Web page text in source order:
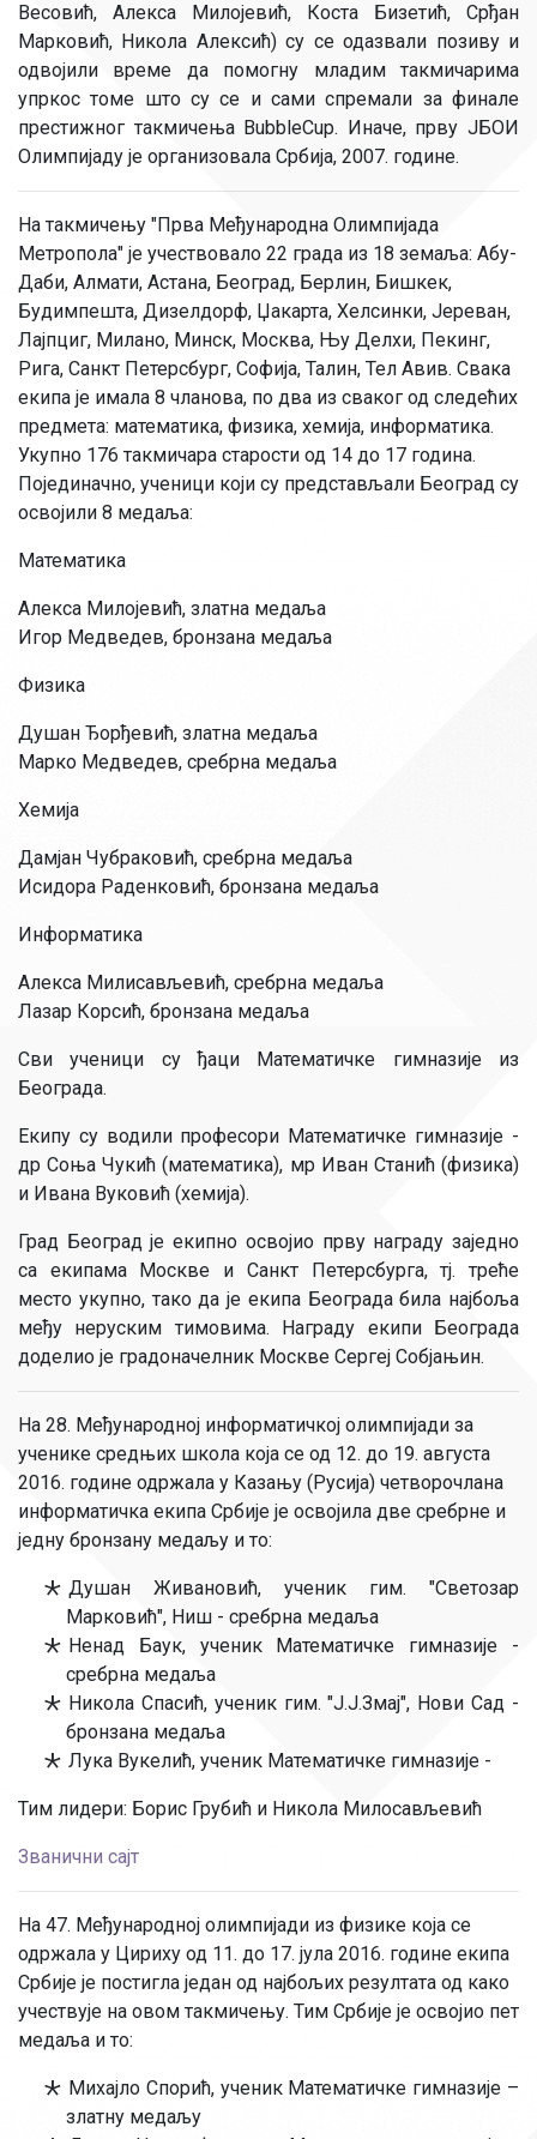
Весовић, Алекса Милојевић, Коста Бизетић, Срђан
Марковић, Никола Алексић) су се одазвали позиву и
одвојили време да помогну младим такмичарима
упркос томе што су се и сами спремали за финале
престижног такмичења BubbleCup. Иначе, прву ЈБОИ
Олимпијаду је организовала Србија, 2007. године.
На такмичењу "Прва Међународна Олимпијада
Метропола" је учествовало 22 града из 18 земаља: Абу-
Даби, Алмати, Астана, Београд, Берлин, Бишкек,
Будимпешта, Дизелдорф, Џакарта, Хелсинки, Јереван,
Лајпциг, Милано, Минск, Москва, Њу Делхи, Пекинг,
Рига, Санкт Петерсбург, Софија, Талин, Тел Авив. Свака
екипа је имала 8 чланова, по два из сваког од следећих
предмета: математика, физика, хемија, информатика.
Укупно 176 такмичара старости од 14 до 17 година.
Појединачно, ученици који су представљали Београд су
освојили 8 медаља:
Математика
Алекса Милојевић, златна медаља
Игор Медведев, бронзана медаља
Физика
Душан Ђорђевић, златна медаља
Марко Медведев, сребрна медаља
Хемија
Дамјан Чубраковић, сребрна медаља
Исидора Раденковић, бронзана медаља
Информатика
Алекса Милисављевић, сребрна медаља
Лазар Корсић, бронзана медаља
Сви ученици су ђаци Математичке гимназије из
Београда.
Екипу су водили професори Математичке гимназије -
др Соња Чукић (математика), мр Иван Станић (физика)
и Ивана Вуковић (хемија).
Град Београд је екипно освојио прву награду заједно
са екипама Москве и Санкт Петерсбурга, тј. треће
место укупно, тако да је екипа Београда била најбоља
међу неруским тимовима. Награду екипи Београда
доделио је градоначелник Москве Сергеј Собјањин.
На 28. Међународној информатичкој олимпијади за
ученике средњих школа која се од 12. до 19. августа
2016. године одржала у Казању (Русија) четворочлана
информатичка екипа Србије је освојила две сребрне и
једну бронзану медаљу и то:
Душан Живановић, ученик гим. "Светозар
Марковић", Ниш - сребрна медаља
Ненад Баук, ученик Математичке гимназије -
сребрна медаља
Никола Спасић, ученик гим. "Ј.Ј.Змај", Нови Сад -
бронзана медаља
Лука Вукелић, ученик Математичке гимназије -
Тим лидери: Борис Грубић и Никола Милосављевић
Званични сајт
На 47. Међународној олимпијади из физике која се
одржала у Цириху од 11. до 17. јула 2016. године екипа
Србије је постигла један од најбољих резултата од како
учествује на овом такмичењу. Тим Србије је освојио пет
медаља и то:
Михајло Спорић, ученик Математичке гимназије –
златну медаљу